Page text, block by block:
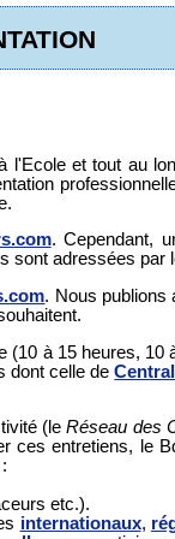
et tout au
. Cependant,
sont adressées par
. Nous publions
à 15 heures, 10
dont celle de
(leRéseau des
entretiens, le
etc.).
internationaux,